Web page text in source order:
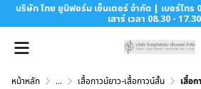
บริษัท ไทย ยูนิฟอร์ม เซ็นเตอร์ จำกัด | เบอร์โทร
เสาร์ เวลา 08.30 -
หน้าหลัก ... เสื้อกาวน์ยาว-เสื้อกาวน์สั้น เสื้อ